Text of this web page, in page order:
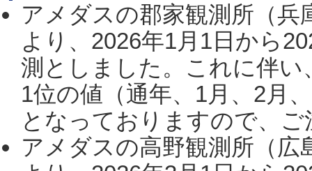
アメダスの郡家観測所（
より、2026年1月1日から
測としました。これに伴い
1位の値（通年、1月、2月
となっておりますので、
アメダスの高野観測所（